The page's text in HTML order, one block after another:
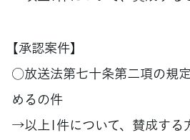
【承認案件】
○放送法第七十条第二項の規
めるの件
→以上1件について、賛成する